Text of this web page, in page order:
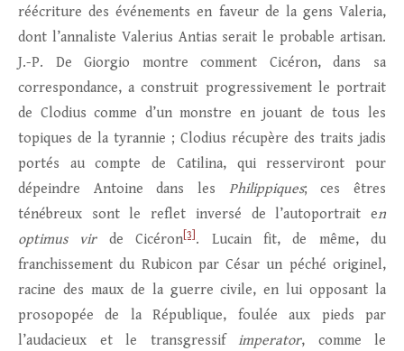
réécriture des événements en faveur de la gens Valeria,
dont l’annaliste Valerius Antias serait le probable artisan.
J.-P. De Giorgio montre comment Cicéron, dans sa
correspondance, a construit progressivement le portrait
de Clodius comme d’un monstre en jouant de tous les
topiques de la tyrannie ; Clodius récupère des traits jadis
portés au compte de Catilina, qui resserviront pour
dépeindre Antoine dans les Philippiques; ces êtres
ténébreux sont le reflet inversé de l’autoportrait en
optimus vir de Cicéron [3] . Lucain fit, de même, du
franchissement du Rubicon par César un péché originel,
racine des maux de la guerre civile, en lui opposant la
prosopopée de la République, foulée aux pieds par
l’audacieux et le transgressif imperator, comme le